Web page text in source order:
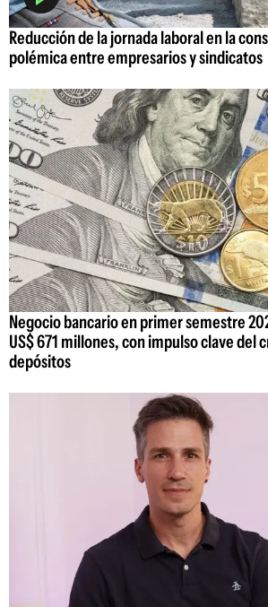
Reducción de la jornada laboral en la
polémica entre empresarios y sindicatos
Negocio bancario en primer semestre
US$ 671 millones, con impulso clave del
depósitos